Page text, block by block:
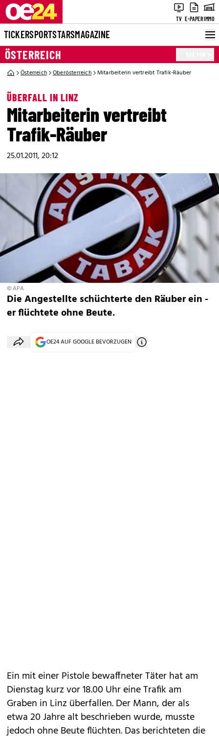
TV E-PAPERIMMO
TICKERSPORTSTARSMAGAZINE
ÖSTERREICH
Österreich Oberösterreich Mitarbeiterin vertreibt Trafik-Räuber
ÜBERFALL IN LINZ
Mitarbeiterin vertreibt
Trafik-Räuber
25.01.2011, 20:12
© APA
Die Angestellte schüchterte den Räuber ein -
er flüchtete ohne Beute.
OE24 AUF GOOGLE BEVORZUGEN
Ein mit einer Pistole bewaffneter Täter hat am
Dienstag kurz vor 18.00 Uhr eine Trafik am
Graben in Linz überfallen. Der Mann, der als
etwa 20 Jahre alt beschrieben wurde, musste
jedoch ohne Beute flüchten. Das berichteten die